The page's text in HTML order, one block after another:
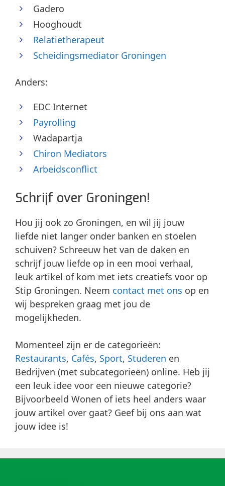
Gadero
Hooghoudt
Relatietherapeut
Scheidingsmediator Groningen
Anders:
EDC Internet
Payrolling
Wadapartja
Chiron Mediators
Arbeidsconflict
Schrijf over Groningen!
Hou jij ook zo Groningen, en wil jij jouw
liefde niet langer onder banken en stoelen
schuiven? Schreeuw het van de daken en
schrijf jouw liefde op in een mooi verhaal,
leuk artikel of kom met iets creatiefs voor op
Stip Groningen. Neem contact met ons op en
wij bespreken graag met jou de
mogelijkheden.
Momenteel zijn er de categorieën:
Restaurants, Cafés, Sport, Studeren en
Bedrijven (met subcategorieën) online. Heb jij
een leuk idee voor een nieuwe categorie?
Bijvoorbeeld Wonen of iets heel anders waar
jouw artikel over gaat? Geef bij ons aan wat
jouw idee is!